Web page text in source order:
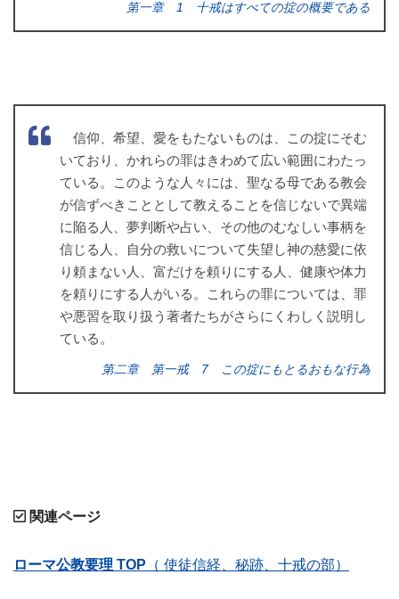
第一章 1 十戒はすべての掟の概要である
信仰、希望、愛をもたないものは、この掟にそむ
いており、かれらの罪はきわめて広い範囲にわたっ
ている。このような人々には、聖なる母である教会
が信ずべきこととして教えることを信じないで異端
に陥る人、夢判断や占い、その他のむなしい事柄を
信じる人、自分の救いについて失望し神の慈愛に依
り頼まない人、富だけを頼りにする人、健康や体力
を頼りにする人がいる。これらの罪については、罪
や悪習を取り扱う著者たちがさらにくわしく説明し
ている。
第二章 第一戒 7 この掟にもとるおもな行為
関連ページ
ローマ公教要理 TOP （ 使徒信経、秘跡、十戒の部）